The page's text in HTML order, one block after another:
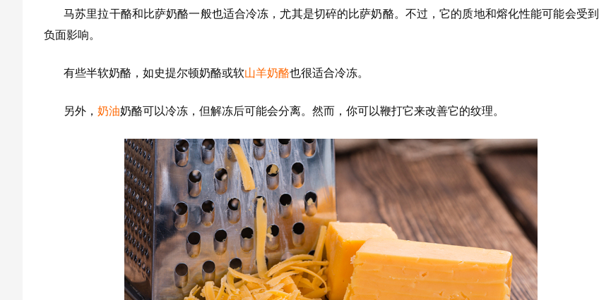
马苏里拉干酪和比萨奶酪一般也适合冷冻，尤其是切碎的比萨奶酪。不过，它的质地和熔化性能可能会受到
负面影响。
有些半软奶酪，如史提尔顿奶酪或软山羊奶酪也很适合冷冻。
另外， 奶油奶酪可以冷冻，但解冻后可能会分离。然而，你可以鞭打它来改善它的纹理。